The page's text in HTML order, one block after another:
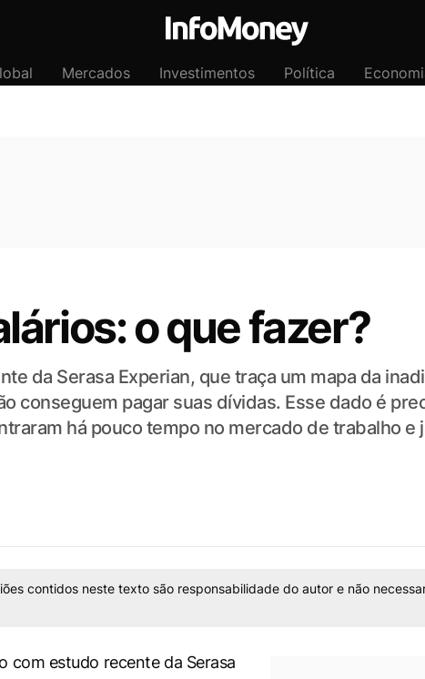
Mercados Investimentos Política
o que fazer?
da Serasa Experian, que traça um mapa da
conseguem pagar suas dívidas. Esse dado é
há pouco tempo no mercado de trabalho e
contidos neste texto são responsabilidade do autor e não
com estudo recente da Serasa